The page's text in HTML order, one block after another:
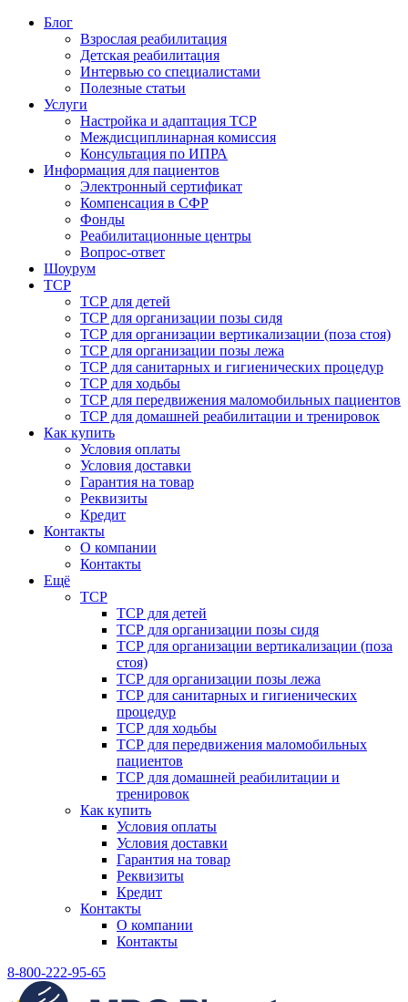
Блог
Взрослая реабилитация
Детская реабилитация
Интервью со специалистами
Полезные статьи
Услуги
Настройка и адаптация ТСР
Междисциплинарная комиссия
Консультация по ИПРА
Информация для пациентов
Электронный сертификат
Компенсация в СФР
Фонды
Реабилитационные центры
Вопрос-ответ
Шоурум
ТСР
ТСР для детей
ТСР для организации позы сидя
ТСР для организации вертикализации (поза стоя)
ТСР для организации позы лежа
ТСР для санитарных и гигиенических процедур
ТСР для ходьбы
ТСР для передвижения маломобильных пациентов
ТСР для домашней реабилитации и тренировок
Как купить
Условия оплаты
Условия доставки
Гарантия на товар
Реквизиты
Кредит
Контакты
О компании
Контакты
Ещё
ТСР
ТСР для детей
ТСР для организации позы сидя
ТСР для организации вертикализации (поза
стоя)
ТСР для организации позы лежа
ТСР для санитарных и гигиенических
процедур
ТСР для ходьбы
ТСР для передвижения маломобильных
пациентов
ТСР для домашней реабилитации и
тренировок
Как купить
Условия оплаты
Условия доставки
Гарантия на товар
Реквизиты
Кредит
Контакты
О компании
Контакты
8-800-222-95-65